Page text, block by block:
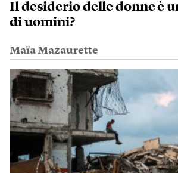
Il desiderio delle donne è
di uomini?
Maïa Mazaurette